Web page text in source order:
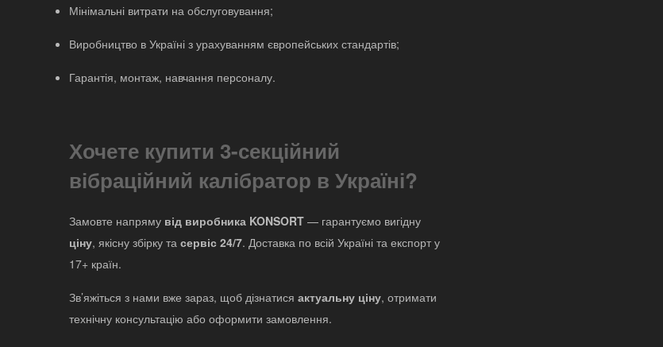
Мінімальні витрати на обслуговування;
Виробництво в Україні з урахуванням європейських стандартів;
Гарантія, монтаж, навчання персоналу.
Хочете купити 3-секційний
вібраційний калібратор в Україні?
Замовте напряму від виробника KONSORT — гарантуємо вигідну
ціну, якісну збірку та сервіс 24/7. Доставка по всій Україні та експорт у
17+ країн.
Зв’яжіться з нами вже зараз, щоб дізнатися актуальну ціну, отримати
технічну консультацію або оформити замовлення.